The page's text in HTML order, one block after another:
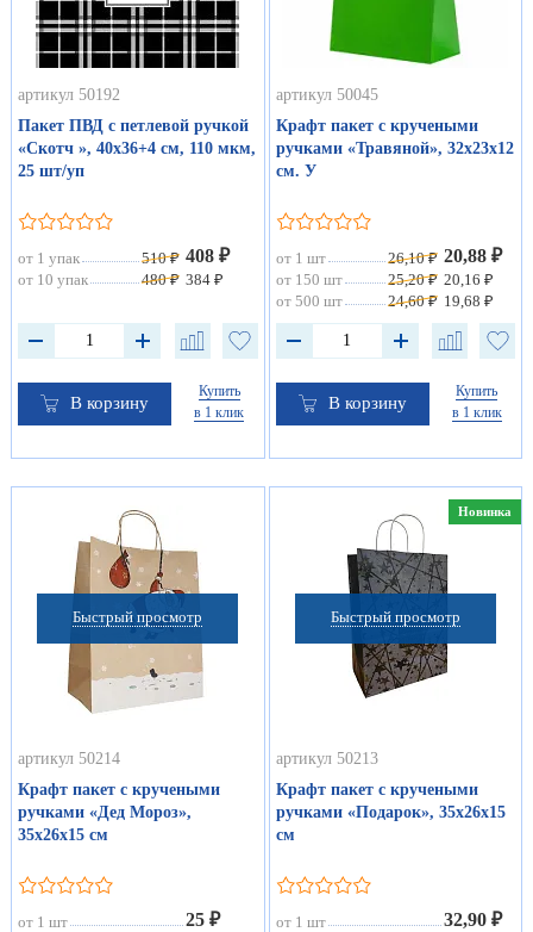
артикул 50192
Пакет ПВД с петлевой ручкой
«Скотч », 40х36+4 см, 110 мкм,
25 шт/уп
от 1 упак 510 ₽ 408 ₽
от 10 упак 480 ₽ 384 ₽
В корзину
Купить
в 1 клик
артикул 50045
Крафт пакет с кручеными
ручками «Травяной», 32х23х12
см. У
от 1 шт 26,10 ₽ 20,88 ₽
от 150 шт 25,20 ₽ 20,16 ₽
от 500 шт
24,60 ₽ 19,68 ₽
В корзину
Купить
в 1 клик
Быстрый просмотр
артикул 50214
Крафт пакет с кручеными
ручками «Дед Мороз»,
35х26х15 см
от 1 шт 25 ₽
Быстрый просмотр
Новинка
артикул 50213
Крафт пакет с кручеными
ручками «Подарок», 35х26х15
см
от 1 шт 32,90 ₽